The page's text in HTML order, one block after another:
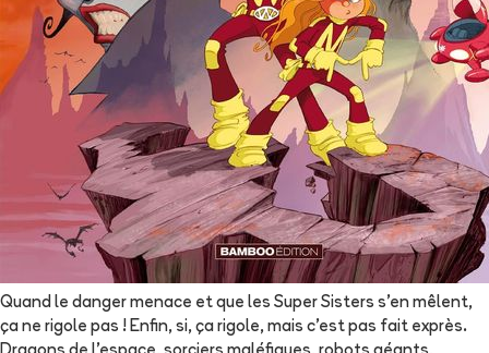
Quand le danger menace et que les Super Sisters s'en mêlent,
ça ne rigole pas ! Enfin, si, ça rigole, mais c'est pas fait exprès.